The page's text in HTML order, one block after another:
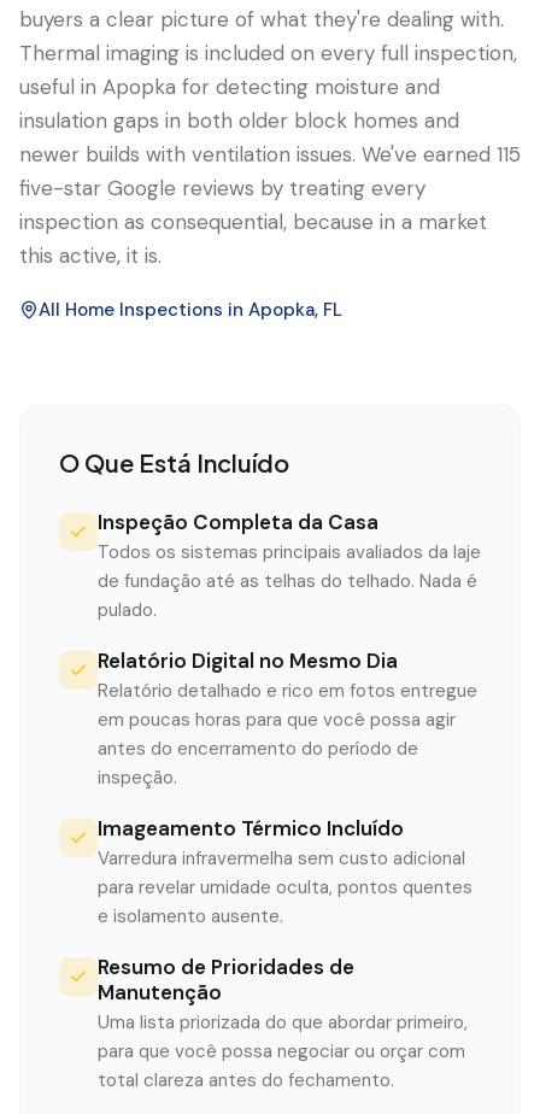
buyers a clear picture of what they're dealing with.
Thermal imaging is included on every full inspection,
useful in Apopka for detecting moisture and
insulation gaps in both older block homes and
newer builds with ventilation issues. We've earned 115
five-star Google reviews by treating every
inspection as consequential, because in a market
this active, it is.
All Home Inspections in Apopka, FL
O Que Está Incluído
Inspeção Completa da Casa
Todos os sistemas principais avaliados da laje
de fundação até as telhas do telhado. Nada é
pulado.
Relatório Digital no Mesmo Dia
Relatório detalhado e rico em fotos entregue
em poucas horas para que você possa agir
antes do encerramento do período de
inspeção.
Imageamento Térmico Incluído
Varredura infravermelha sem custo adicional
para revelar umidade oculta, pontos quentes
e isolamento ausente.
Resumo de Prioridades de
Manutenção
Uma lista priorizada do que abordar primeiro,
para que você possa negociar ou orçar com
total clareza antes do fechamento.